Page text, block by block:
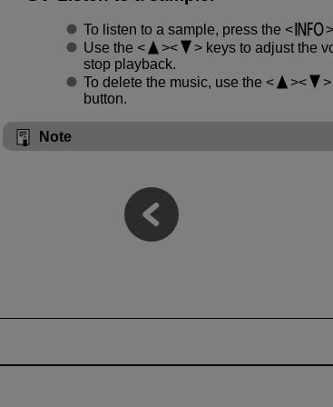
To listen to a sample, press the
Use the
keys to adjust the
stop playback.
To delete the music, use the
button.
Note